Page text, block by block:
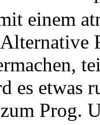
einem
es etwas
Prog.